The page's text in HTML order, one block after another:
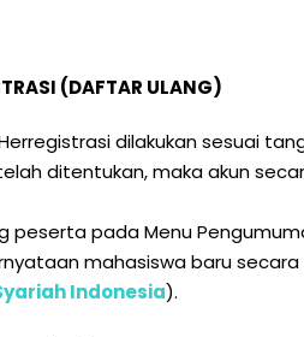
(DAFTAR ULANG)
dilakukan sesuai
ditentukan, maka akun
pada Menu
mahasiswa baru
Indonesia).